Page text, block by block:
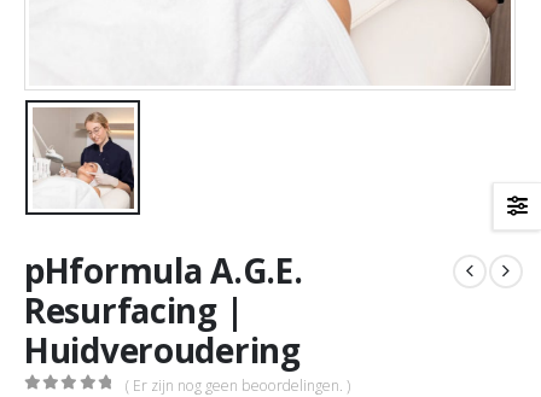
pHformula A.G.E.
Resurfacing |
Huidveroudering
( Er zijn nog geen beoordelingen. )